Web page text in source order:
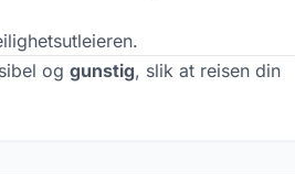
og gunstig, slik at reisen din